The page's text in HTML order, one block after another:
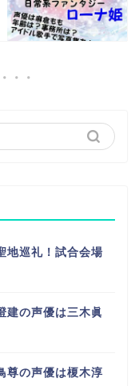
地巡礼！試合会場
建の声優は三木眞
尊の声優は榎木淳